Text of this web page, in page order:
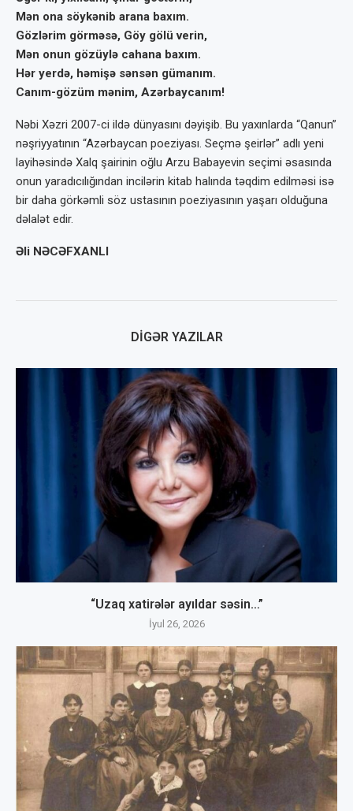
Mən ona söykənib arana baxım.
Gözlərim görməsə, Göy gölü verin,
Mən onun gözüylə cahana baxım.
Hər yerdə, həmişə sənsən gümanım.
Canım-gözüm mənim, Azərbaycanım!
Nəbi Xəzri 2007-ci ildə dünyasını dəyişib. Bu yaxınlarda “Qanun”
nəşriyyatının “Azərbaycan poeziyası. Seçmə şeirlər” adlı yeni
layihəsində Xalq şairinin oğlu Arzu Babayevin seçimi əsasında
onun yaradıcılığından incilərin kitab halında təqdim edilməsi isə
bir daha görkəmli söz ustasının poeziyasının yaşarı olduğuna
dəlalət edir.
Əli NƏCƏFXANLI
DIGƏR YAZILAR
“Uzaq xatirələr ayıldar səsin…”
İyul 26, 2026